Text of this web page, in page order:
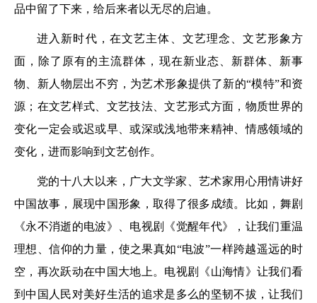
品中留了下来，给后来者以无尽的启迪。
进入新时代，在文艺主体、文艺理念、文艺形象方
面，除了原有的主流群体，现在新业态、新群体、新事
物、新人物层出不穷，为艺术形象提供了新的“模特”和资
源；在文艺样式、文艺技法、文艺形式方面，物质世界的
变化一定会或迟或早、或深或浅地带来精神、情感领域的
变化，进而影响到文艺创作。
党的十八大以来，广大文学家、艺术家用心用情讲好
中国故事，展现中国形象，取得了很多成绩。比如，舞剧
《永不消逝的电波》、电视剧《觉醒年代》，让我们重温
理想、信仰的力量，使之果真如“电波”一样跨越遥远的时
空，再次跃动在中国大地上。电视剧《山海情》让我们看
到中国人民对美好生活的追求是多么的坚韧不拔，让我们